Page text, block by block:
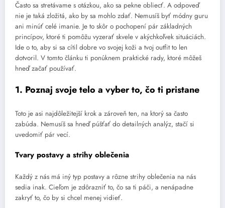
Často sa stretávame s otázkou, ako sa pekne obliecť. A odpoveď
nie je taká zložitá, ako by sa mohlo zdať. Nemusíš byť módny guru
ani minúť celé imanie. Je to skôr o pochopení pár základných
princípov, ktoré ti pomôžu vyzerať skvele v akýchkoľvek situáciách.
Ide o to, aby si sa cítil dobre vo svojej koži a tvoj outfit to len
dotvoril. V tomto článku ti ponúknem praktické rady, ktoré môžeš
hneď začať používať.
1. Poznaj svoje telo a vyber to, čo ti pristane
Toto je asi najdôležitejší krok a zároveň ten, na ktorý sa často
zabúda. Nemusíš sa hneď púšťať do detailných analýz, stačí si
uvedomiť pár vecí.
Tvary postavy a strihy oblečenia
Každý z nás má iný typ postavy a rôzne strihy oblečenia na nás
sedia inak. Cieľom je zdôrazniť to, čo sa ti páči, a nenápadne
zakryť to, čo by si chcel menej vidieť.